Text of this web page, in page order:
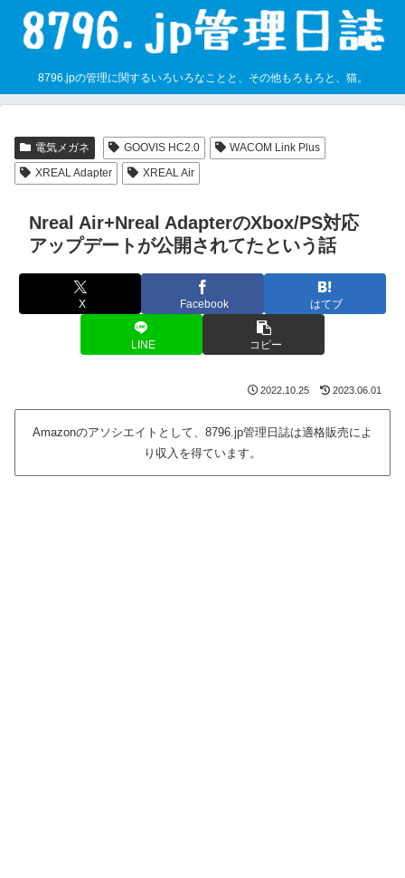
8796.jpの管理に関するいろいろなことと、その他もろもろと、猫。
電気メガネ GOOVIS HC2.0
WACOM Link Plus
XREAL Adapter
XREAL Air
Nreal Air+Nreal AdapterのXbox/PS対応
アップデートが公開されてたという話
X Facebook はてブ
LINE コピー
2022.10.25 2023.06.01
Amazonのアソシエイトとして、8796.jp管理日誌は適格販売によ
り収入を得ています。